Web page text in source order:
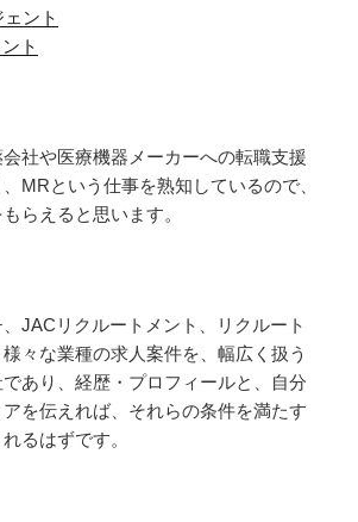
ント
ト
社や医療機器メーカーへの転職支援
MRという仕事を熟知しているので、
らえると思います。
JACリクルートメント、リクルート
々な業種の求人案件を、幅広く扱う
あり、経歴・プロフィールと、自分
を伝えれば、それらの条件を満たす
るはずです。